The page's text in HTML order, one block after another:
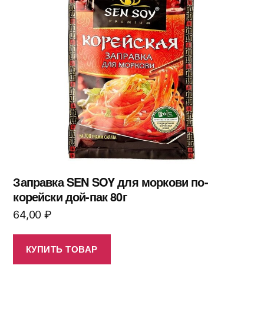
Заправка SEN SOY для моркови по-
корейски дой-пак 80г
64,00 ₽
КУПИТЬ ТОВАР